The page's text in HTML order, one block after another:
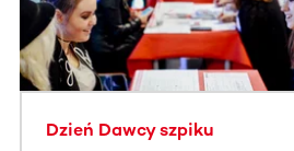
Dzień Dawcy szpiku